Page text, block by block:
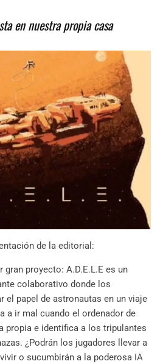
en nuestra propia casa
de la editorial:
proyecto: A.D.E.L.E es un
colaborativo donde los
el papel de astronautas en un viaje
a ir mal cuando el ordenador de
propia e identifica a los tripulantes
¿Podrán los jugadores llevar a
o sucumbirán a la poderosa IA